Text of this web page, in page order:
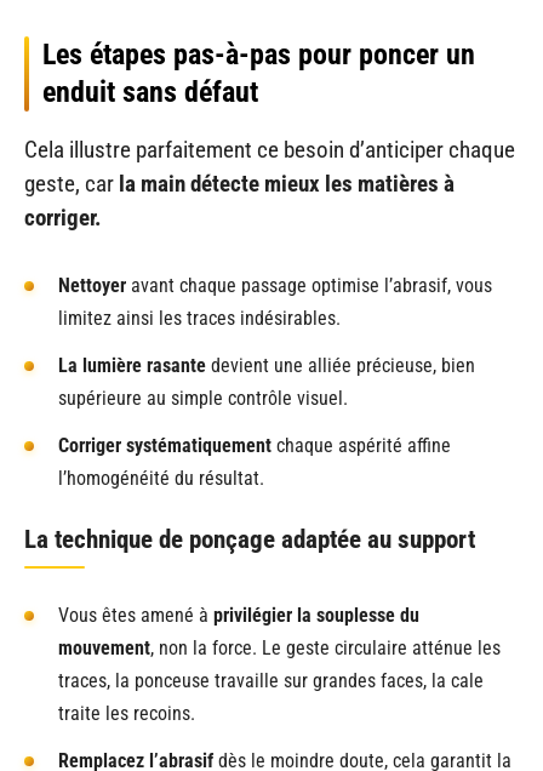
Les étapes pas-à-pas pour poncer un
enduit sans défaut
Cela illustre parfaitement ce besoin d’anticiper chaque
geste, car la main détecte mieux les matières à
corriger.
Nettoyer avant chaque passage optimise l’abrasif, vous
limitez ainsi les traces indésirables.
La lumière rasante devient une alliée précieuse, bien
supérieure au simple contrôle visuel.
Corriger systématiquement chaque aspérité affine
l’homogénéité du résultat.
La technique de ponçage adaptée au support
Vous êtes amené à privilégier la souplesse du
mouvement, non la force. Le geste circulaire atténue les
traces, la ponceuse travaille sur grandes faces, la cale
traite les recoins.
Remplacez l’abrasif dès le moindre doute, cela garantit la